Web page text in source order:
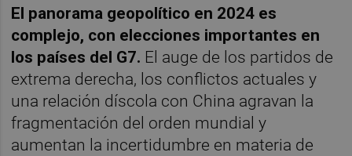
El panorama geopolítico en 2024 es
complejo, con elecciones importantes en
los países del G7. El auge de los partidos de
extrema derecha, los conflictos actuales y
una relación díscola con China agravan la
fragmentación del orden mundial y
aumentan la incertidumbre en materia de